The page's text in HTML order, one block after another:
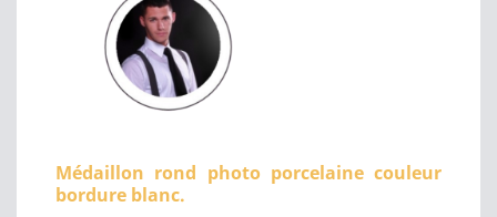
Médaillon rond photo porcelaine couleur
bordure blanc.